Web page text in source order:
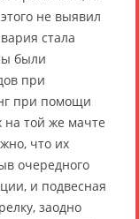
не выявил
стала
были
при
при помощи
на той же мачте
что их
очередного
и подвесная
заодно